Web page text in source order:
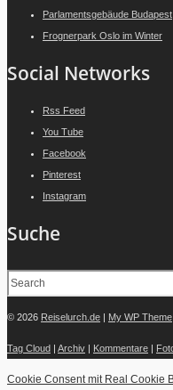
Parlamentsgebäude Budapest
Frognerpark Oslo im Winter
Social Networks
Rss Feed
You Tube
Facebook
Pinterest
Instagram
Suche
© 2026 Reiselurch.de | My WP Theme
Tag Cloud | Archiv | Kommentare |
Cookie Consent mit Real Cookie